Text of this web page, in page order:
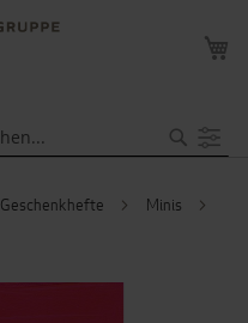
Geschenkhefte
Minis